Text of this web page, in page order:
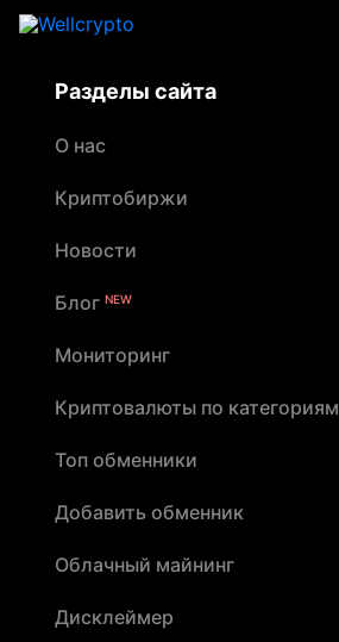
Разделы сайта
О нас
Криптобиржи
Новости
Блог NEW
Мониторинг
Криптовалюты по категориям
Топ обменники
Добавить обменник
Облачный майнинг
Дисклеймер